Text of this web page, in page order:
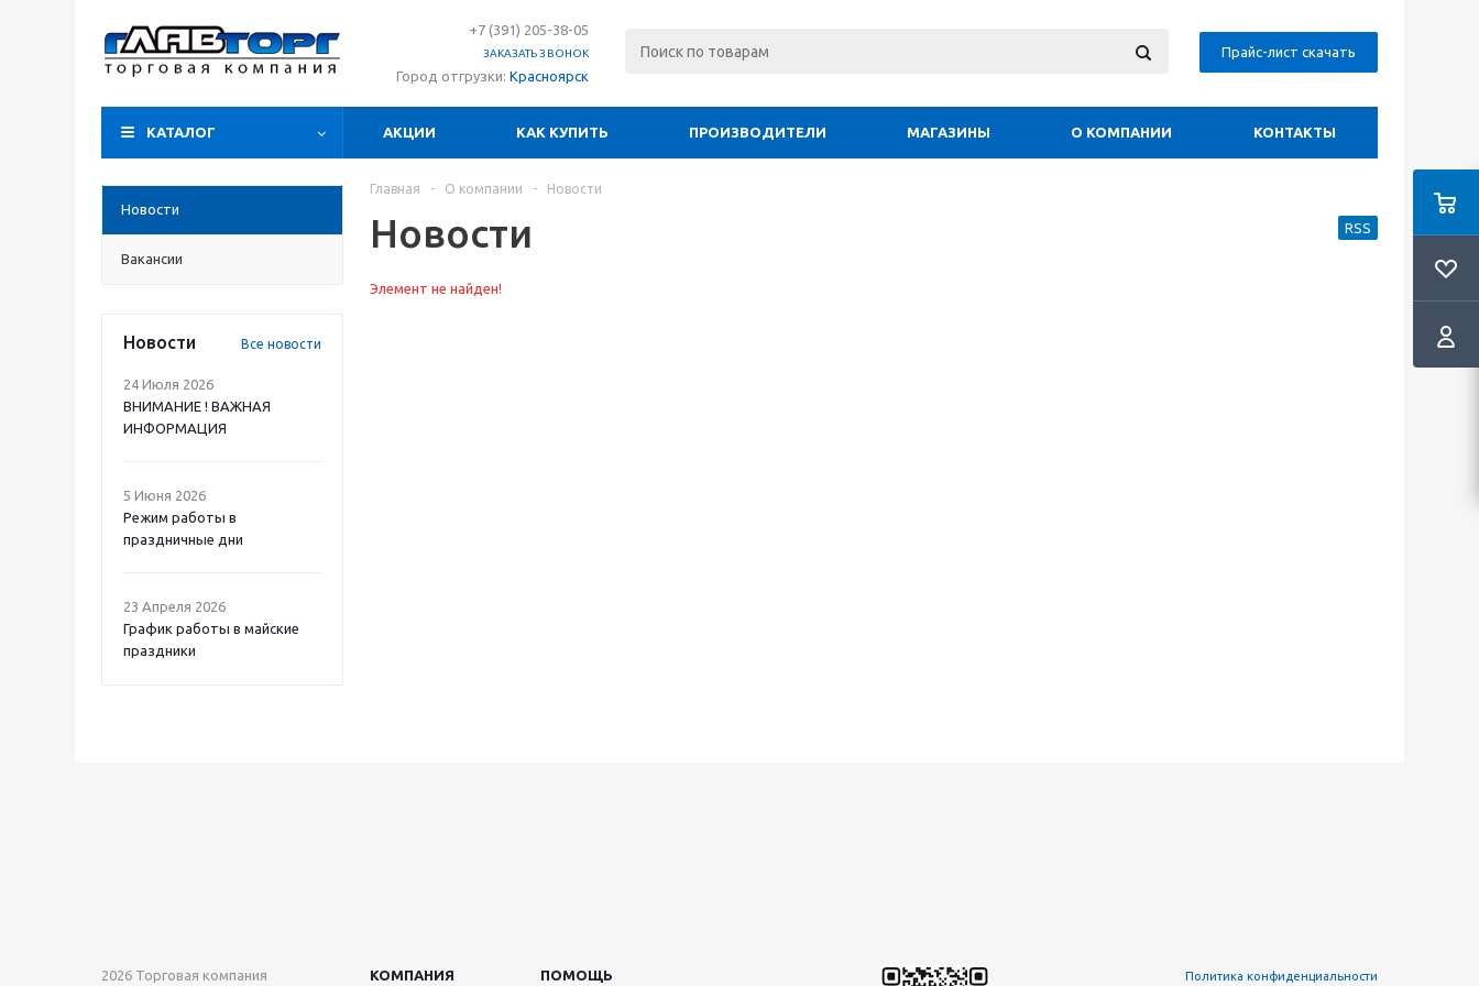
+7 (391) 205-38-05
ЗАКАЗАТЬ ЗВОНОК
Город отгрузки: Красноярск
Прайс-лист скачать
КАТАЛОГ АКЦИИ КАК КУПИТЬ ПРОИЗВОДИТЕЛИ МАГАЗИНЫ О КОМПАНИИ КОНТАКТЫ
Новости
Вакансии
Новости Все новости
24 Июля 2026
ВНИМАНИЕ ! ВАЖНАЯ
ИНФОРМАЦИЯ
5 Июня 2026
Режим работы в
праздничные дни
23 Апреля 2026
График работы в майские
праздники
Главная - О компании - Новости
Новости RSS
Элемент не найден!
2026 Торговая компания КОМПАНИЯ ПОМОЩЬ Политика конфиденциальности